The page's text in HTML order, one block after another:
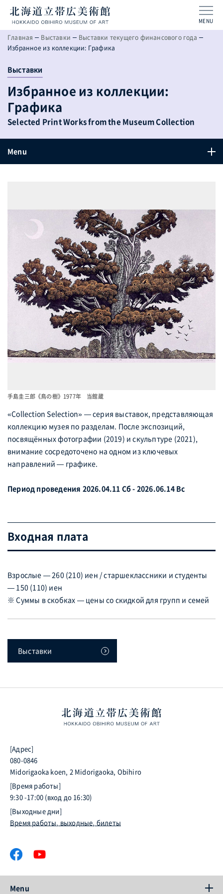
MENU
Главная Выставки
Выставки текущего финансового года
Избранное из коллекции: Графика
Выставки
Избранное из коллекции:
Графика
Selected Print Works from the Museum Collection
Menu
手島圭三郎《鳥の樹》1977年 当館蔵
«Collection Selection» — серия выставок, представляющая
коллекцию музея по разделам. После экспозиций,
посвящённых фотографии (2019) и скульптуре (2021),
внимание сосредоточено на одном из ключевых
направлений — графике.
Период проведения 2026.04.11 Сб - 2026.06.14 Вс
Входная плата
Взрослые — 260 (210) иен / старшеклассники и студенты
— 150 (110) иен
※ Суммы в скобках — цены со скидкой для групп и семей
Выставки
[Адрес]
080-0846
Midorigaoka koen, 2 Midorigaoka, Obihiro
[Время работы]
9:30 -17:00 (вход до 16:30)
[Выходные дни]
Время работы, выходные, билеты
Menu